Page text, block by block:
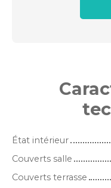
État intérieur
Couverts salle
Couverts terrasse